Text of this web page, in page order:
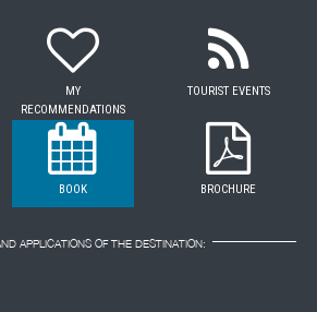
MY
RECOMMENDATIONS
TOURIST EVENTS
BOOK BROCHURE
APPLICATIONS OF THE DESTINATION: